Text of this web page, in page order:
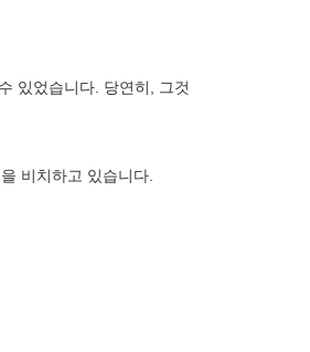
있었습니다. 당연히, 그것
비치하고 있습니다.